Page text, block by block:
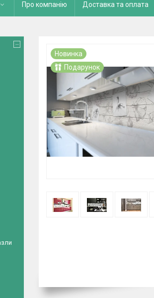
Про компанію Доставка та оплата
Подарунок
Новинка